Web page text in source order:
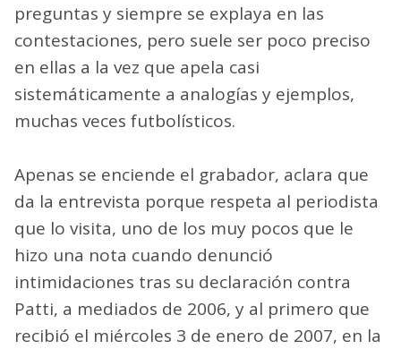
preguntas y siempre se explaya en las
contestaciones, pero suele ser poco preciso
en ellas a la vez que apela casi
sistemáticamente a analogías y ejemplos,
muchas veces futbolísticos.
Apenas se enciende el grabador, aclara que
da la entrevista porque respeta al periodista
que lo visita, uno de los muy pocos que le
hizo una nota cuando denunció
intimidaciones tras su declaración contra
Patti, a mediados de 2006, y al primero que
recibió el miércoles 3 de enero de 2007, en la